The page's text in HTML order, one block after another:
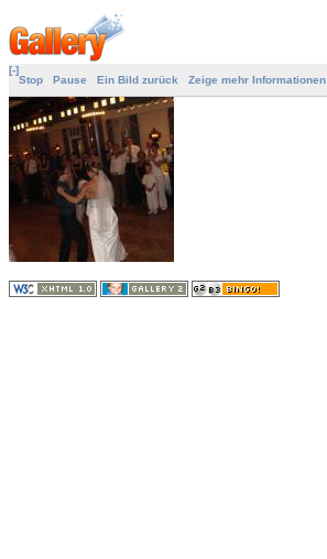
[-]
Stop
Pause Ein Bild zurück Zeige mehr Informationen